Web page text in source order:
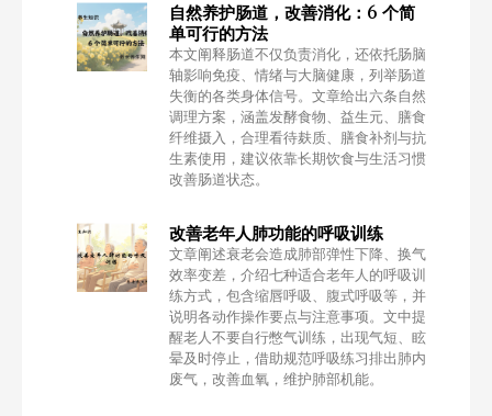
自然养护肠道，改善消化：6 个简
单可行的方法
本文阐释肠道不仅负责消化，还依托肠脑
轴影响免疫、情绪与大脑健康，列举肠道
失衡的各类身体信号。文章给出六条自然
调理方案，涵盖发酵食物、益生元、膳食
纤维摄入，合理看待麸质、膳食补剂与抗
生素使用，建议依靠长期饮食与生活习惯
改善肠道状态。
改善老年人肺功能的呼吸训练
文章阐述衰老会造成肺部弹性下降、换气
效率变差，介绍七种适合老年人的呼吸训
练方式，包含缩唇呼吸、腹式呼吸等，并
说明各动作操作要点与注意事项。文中提
醒老人不要自行憋气训练，出现气短、眩
晕及时停止，借助规范呼吸练习排出肺内
废气，改善血氧，维护肺部机能。